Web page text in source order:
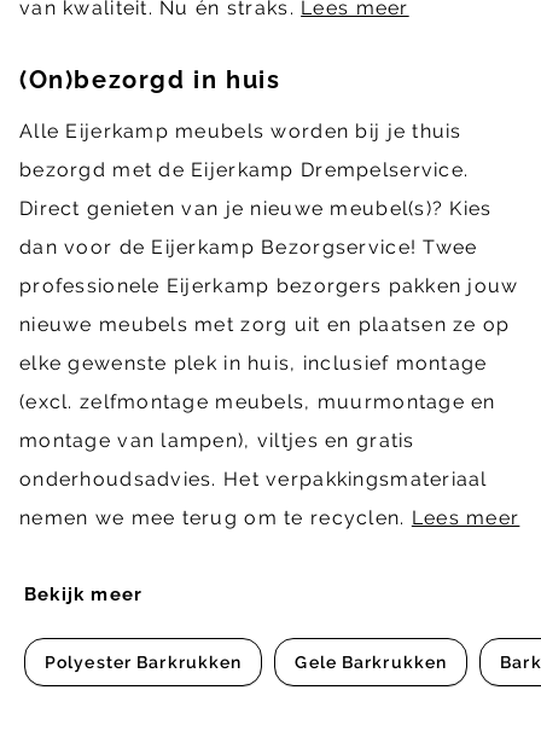
Bekijk meer
Polyester Barkrukken Gele Barkrukken
van kwaliteit. Nu én straks. Lees meer
(On)bezorgd in huis
Alle Eijerkamp meubels worden bij je thuis
bezorgd met de Eijerkamp Drempelservice.
Direct genieten van je nieuwe meubel(s)? Kies
dan voor de Eijerkamp Bezorgservice! Twee
professionele Eijerkamp bezorgers pakken jouw
nieuwe meubels met zorg uit en plaatsen ze op
elke gewenste plek in huis, inclusief montage
(excl. zelfmontage meubels, muurmontage en
montage van lampen), viltjes en gratis
onderhoudsadvies. Het verpakkingsmateriaal
nemen we mee terug om te recyclen. Lees meer